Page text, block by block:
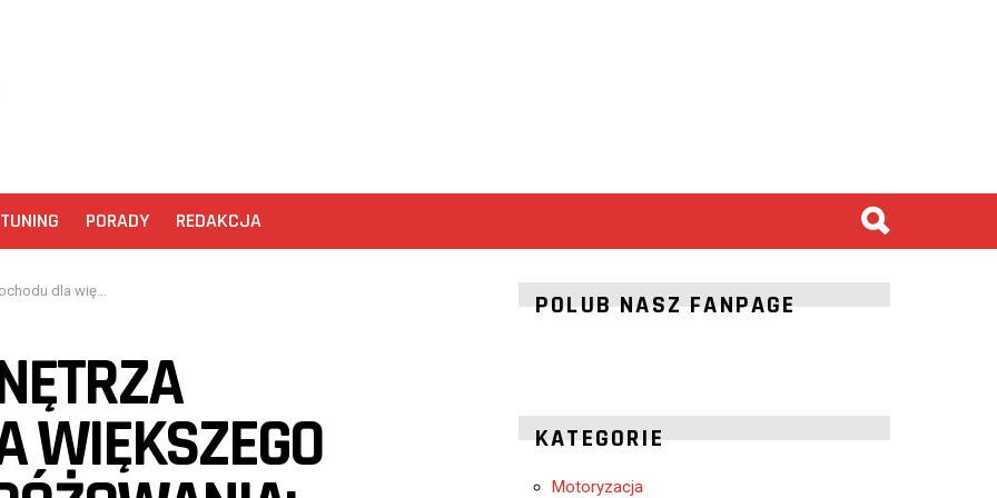
TUNING PORADY REDAKCJA
Propozycje od market-led.pl
WIĘKSZEGO
POLUB NASZ FANPAGE
KATEGORIE
Motoryzacja